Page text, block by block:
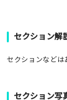
セクション解
セクションなどは
セクション写